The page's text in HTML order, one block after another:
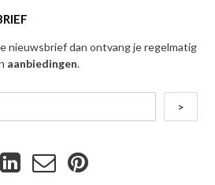
nieuwsbrief dan ontvang je regelmatig
aanbiedingen.